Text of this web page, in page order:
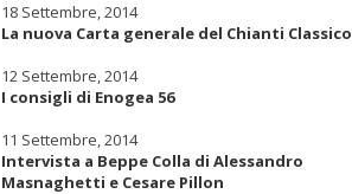
18 Settembre, 2014
La nuova Carta generale del Chianti Classico
12 Settembre, 2014
I consigli di Enogea 56
11 Settembre, 2014
Intervista a Beppe Colla di Alessandro
Masnaghetti e Cesare Pillon